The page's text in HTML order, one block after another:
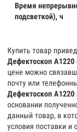
Время
подсветкой), ч
Купить товар
Дефектоскоп
цене можно
почту или
Дефектоскоп
основании
данный товар, в
условия поставки и